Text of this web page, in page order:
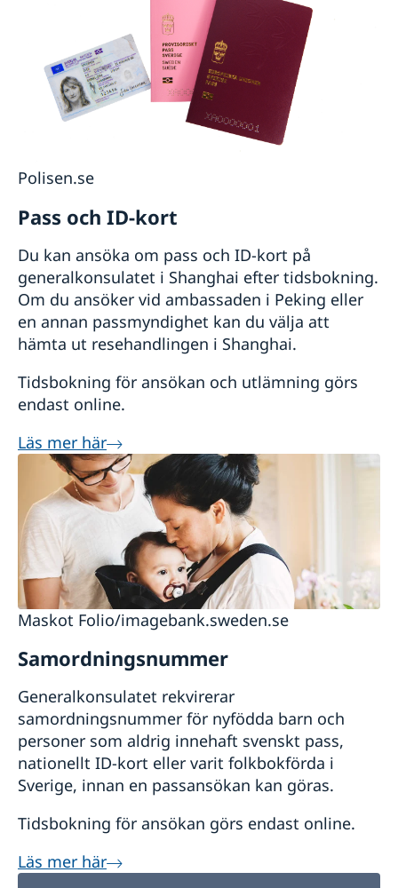
Polisen.se
Pass och ID-kort
Du kan ansöka om pass och ID-kort på
generalkonsulatet i Shanghai efter tidsbokning.
Om du ansöker vid ambassaden i Peking eller
en annan passmyndighet kan du välja att
hämta ut resehandlingen i Shanghai.
Tidsbokning för ansökan och utlämning görs
endast online.
Läs mer här
Maskot Folio/imagebank.sweden.se
Samordningsnummer
Generalkonsulatet rekvirerar
samordningsnummer för nyfödda barn och
personer som aldrig innehaft svenskt pass,
nationellt ID-kort eller varit folkbokförda i
Sverige, innan en passansökan kan göras.
Tidsbokning för ansökan görs endast online.
Läs mer här